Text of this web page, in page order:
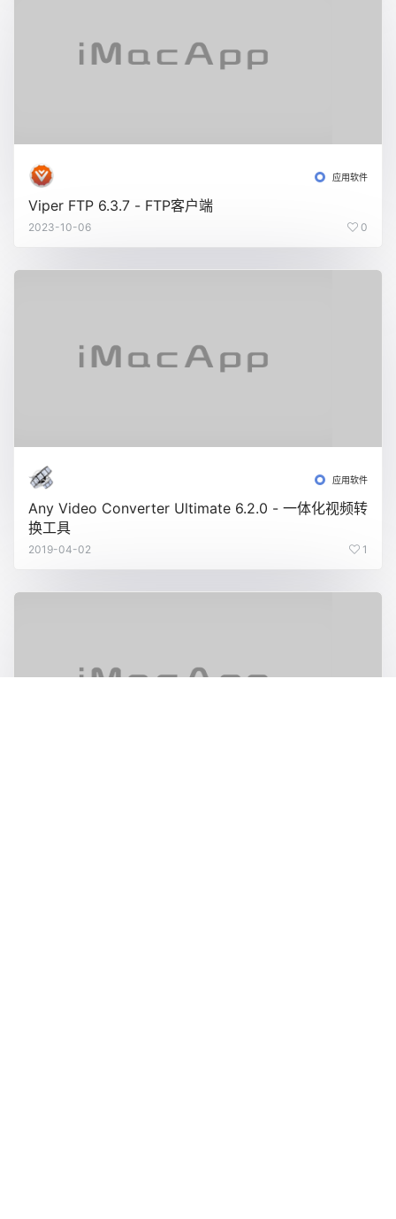
应用软件
Viper FTP 6.3.7 - FTP客户端
2023-10-06 0
应用软件
Any Video Converter Ultimate 6.2.0 - 一体化视频转
换工具
2019-04-02 1